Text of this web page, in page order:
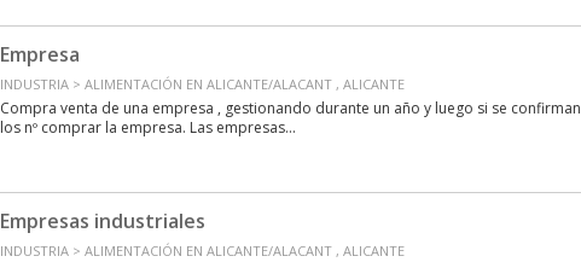
Empresa
INDUSTRIA > ALIMENTACIÓN EN ALICANTE/ALACANT , ALICANTE
Compra venta de una empresa , gestionando durante un año y luego si se confirman
los nº comprar la empresa. Las empresas...
Empresas industriales
INDUSTRIA > ALIMENTACIÓN EN ALICANTE/ALACANT , ALICANTE